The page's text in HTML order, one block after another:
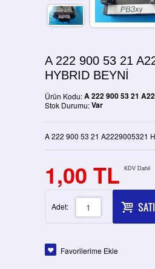
A 222 900 53 21
HYBRID BEYNİ
Ürün Kodu:A 222 900 53 21
Stok Durumu:Var
A 222 900 53 21 A2229005321
1,00 TL KDV Dahil
Adet:
Favorilerime Ekle